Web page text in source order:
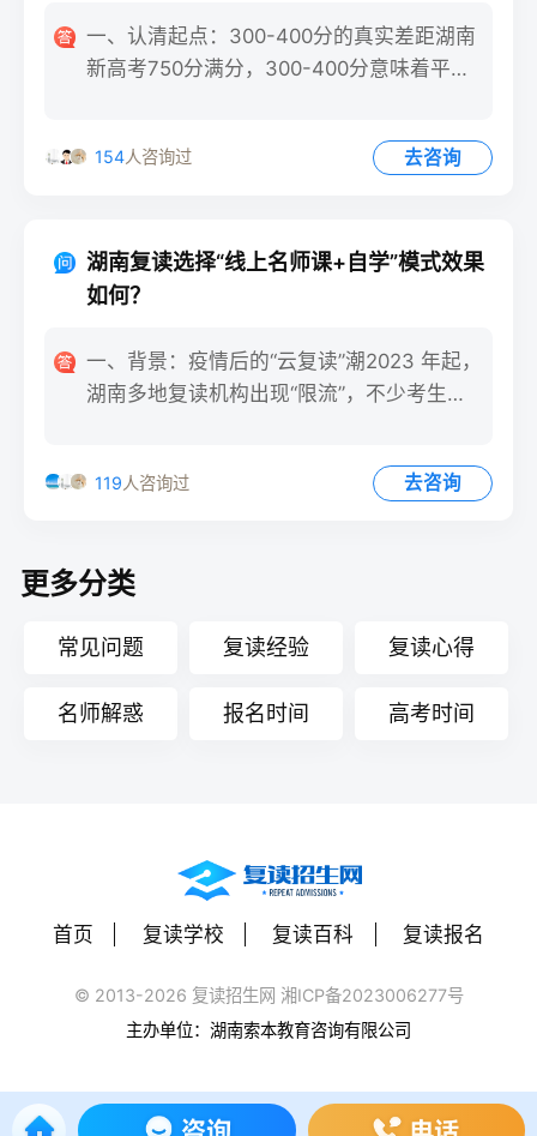
一、认清起点：300-400分的真实差距湖南
新高考750分满分，300-400分意味着平均
154人咨询过 去咨询
湖南复读选择“线上名师课+自学”模式效果
如何？
一、背景：疫情后的“云复读”潮2023 年起，
湖南多地复读机构出现“限流”，不少考生把
119人咨询过 去咨询
更多分类
常见问题 复读经验 复读心得
名师解惑 报名时间 高考时间
首页 复读学校 复读百科 复读报名
© 2013-2026 复读招生网 湘ICP备2023006277号
主办单位：湖南索本教育咨询有限公司